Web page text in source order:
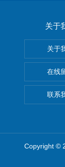
关于
关于
在线
联系
Copyright ©